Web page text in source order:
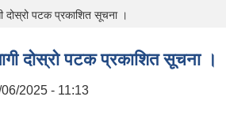
दोस्रो पटक प्रकाशित सूचना ।
दोस्रो पटक प्रकाशित सूचना ।
2025 - 11:13